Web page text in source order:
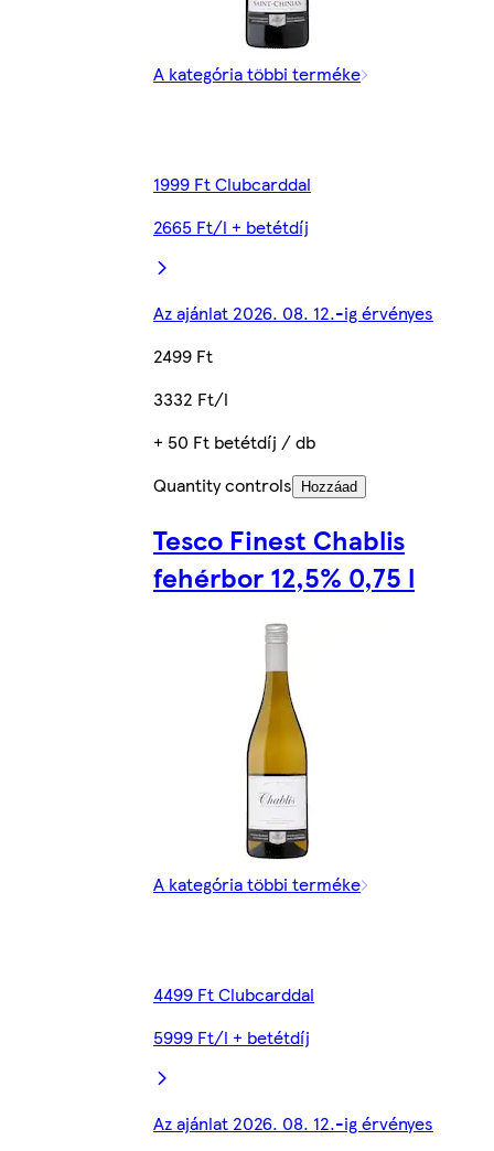
A kategória többi terméke
1999 Ft Clubcarddal
2665 Ft/l + betétdíj
Az ajánlat 2026. 08. 12.-ig érvényes
2499 Ft
3332 Ft/l
+ 50 Ft betétdíj / db
Quantity controls
Hozzáad
Tesco Finest Chablis
fehérbor 12,5% 0,75 l
A kategória többi terméke
4499 Ft Clubcarddal
5999 Ft/l + betétdíj
Az ajánlat 2026. 08. 12.-ig érvényes